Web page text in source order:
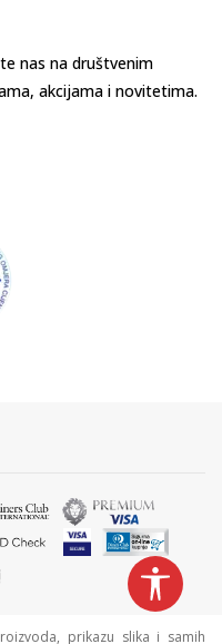
nas na društvenim
akcijama i novitetima.
prikazu slika i samih